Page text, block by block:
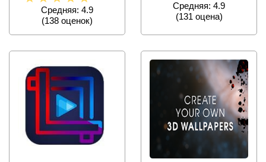
Средняя: 4.9
(138 оценок)
Средняя: 4.9
(131 оценa)